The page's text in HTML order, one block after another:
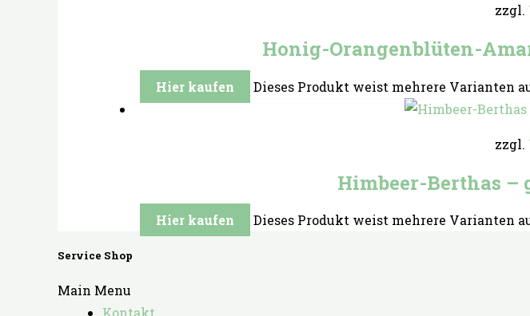
zzgl.
Honig-Orangenblüten-
Hier kaufen Dieses Produkt weist mehrere Varianten
zzgl.
Himbeer-Berthas
Hier kaufen Dieses Produkt weist mehrere Varianten
Service Shop
Main Menu
Kontakt